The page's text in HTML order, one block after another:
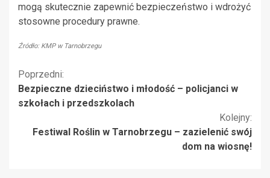
mogą skutecznie zapewnić bezpieczeństwo i wdrożyć
stosowne procedury prawne.
Źródło: KMP w Tarnobrzegu
Kontynuuj
czytanie
Poprzedni:
Bezpieczne dzieciństwo i młodość – policjanci w
szkołach i przedszkolach
Kolejny:
Festiwal Roślin w Tarnobrzegu – zazielenić swój
dom na wiosnę!